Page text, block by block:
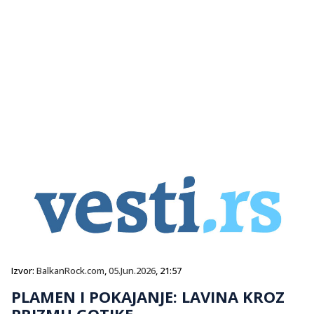
Izvor: BalkanRock.com,05.Jun.2026, 21:57
PLAMEN I POKAJANJE: LAVINA KROZ